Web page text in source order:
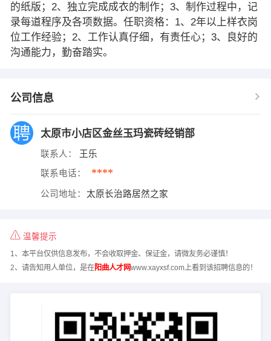
的纸版；2、独立完成成衣的制作；3、制作过程中，记
录每道程序及各项数据。任职资格：1、2年以上样衣岗
位工作经验；2、工作认真仔细，有责任心；3、良好的
沟通能力，勤奋踏实。
公司信息
太原市小店区金丝玉玛瓷砖经销部
联系人： 王乐
联系电话： ****
公司地址： 太原长治路居然之家
温馨提示
1、本平台仅供信息发布，不会收取押金、保证金，请微友务必谨慎！
2、请告知用人单位，是在阳曲人才网www.xayxsf.com上看到该招聘信息的！